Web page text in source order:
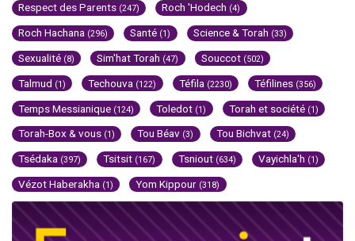
Respect des Parents (247) Roch 'Hodech (4)
Roch Hachana (296) Santé (1) Science & Torah (33)
Sexualité (8) Sim'hat Torah (47) Souccot (502)
Talmud (1) Techouva (122) Téfila (2230) Téfilines (356)
Temps Messianique (124) Toledot (1) Torah et société (1)
Torah-Box & vous (1) Tou Béav (3) Tou Bichvat (24)
Tsédaka (397) Tsitsit (167) Tsniout (634) Vayichla'h (1)
Vézot Haberakha (1) Yom Kippour (318)